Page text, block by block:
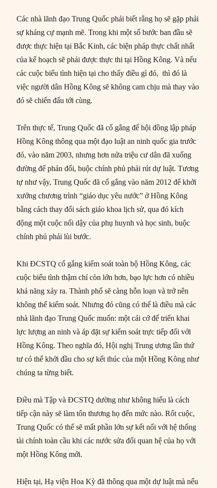
Các nhà lãnh đạo Trung Quốc phải biết rằng họ sẽ gặp phải
sự kháng cự mạnh mẽ. Trong khi một số bước ban đầu sẽ
được thực hiện tại Bắc Kinh, các biện pháp thực chất nhất
của kế hoạch sẽ phải được thực thi tại Hồng Kông. Và nếu
các cuộc biểu tình hiện tại cho thấy điều gì đó, thì đó là
việc người dân Hồng Kông sẽ không cam chịu mà thay vào
đó sẽ chiến đấu tới cùng.
Trên thực tế, Trung Quốc đã cố gắng để hội đồng lập pháp
Hồng Kông thông qua một đạo luật an ninh quốc gia trước
đó, vào năm 2003, nhưng hơn nửa triệu cư dân đã xuống
đường để phản đối, buộc chính phủ phải rút dự luật. Tương
tự như vậy, Trung Quốc đã cố gắng vào năm 2012 để khởi
xướng chương trình “giáo dục yêu nước” ở Hồng Kông
bằng cách thay đổi sách giáo khoa lịch sử, qua đó kích
động một cuộc nổi dậy của phụ huynh và học sinh, buộc
chính phủ phải lùi bước.
Khi ĐCSTQ cố gắng kiểm soát toàn bộ Hồng Kông, các
cuộc biểu tình thậm chí còn lớn hơn, bạo lực hơn có nhiều
khả năng xảy ra. Thành phố sẽ càng hỗn loạn và trở nên
không thể kiểm soát. Nhưng đó cũng có thể là điều mà các
nhà lãnh đạo Trung Quốc muốn: một cái cớ để triển khai
lực lượng an ninh và áp đặt sự kiểm soát trực tiếp đối với
Hồng Kông. Theo nghĩa đó, Hội nghị Trung ương lần thứ
tư có thể khởi đầu cho sự kết thúc của một Hồng Kông như
chúng ta từng biết.
Điều mà Tập và ĐCSTQ dường như không hiểu là cách
tiếp cận này sẽ làm tổn thương họ đến mức nào. Rốt cuộc,
Trung Quốc có thể sẽ mất phần lớn sự kết nối với hệ thống
tài chính toàn cầu khi các nước sửa đổi quan hệ của họ với
một Hồng Kông mới.
Hiện tại, Hạ viện Hoa Kỳ đã thông qua một dự luật mà nếu